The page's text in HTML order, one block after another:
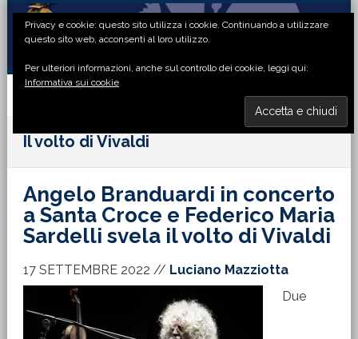
Passa
primaria
Passa
principale
Passa
laterale
Passa
di
Il volto di Vivaldi
Angelo Branduardi in concerto
a Santa Croce e Federico Maria
Sardelli svela il volto di Vivaldi
17 SETTEMBRE 2022 // Luciano Mazziotta
Due
Privacy e cookie: questo sito utilizza i cookie. Continuando a utilizzare
questo sito web, acconsenti al loro utilizzo.
Per ulteriori informazioni, anche sul controllo dei cookie, leggi qui:
Informativa sui cookie